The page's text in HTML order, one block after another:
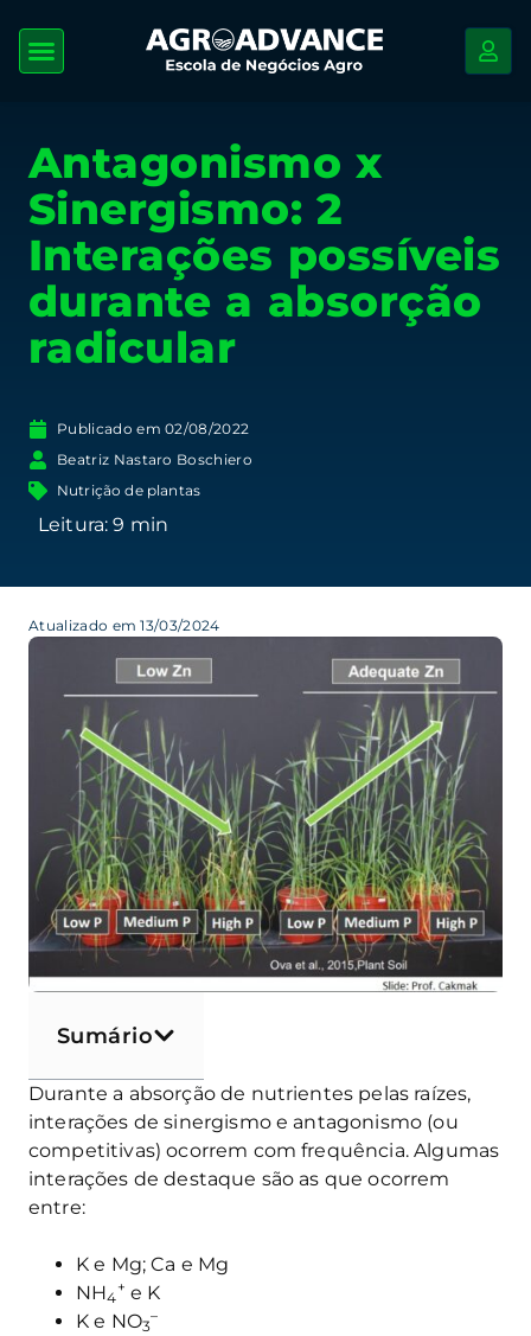
Antagonismo x
Sinergismo: 2
Interações possíveis
durante a absorção
radicular
Publicado em 02/08/2022
Beatriz Nastaro Boschiero
Nutrição de plantas
Atualizado em 13/03/2024
Sumário
Durante a absorção de nutrientes pelas raízes,
interações de sinergismo e antagonismo (ou
competitivas) ocorrem com frequência. Algumas
interações de destaque são as que ocorrem
entre:
K e Mg; Ca e Mg
NH4
+ e K
K e NO3
–